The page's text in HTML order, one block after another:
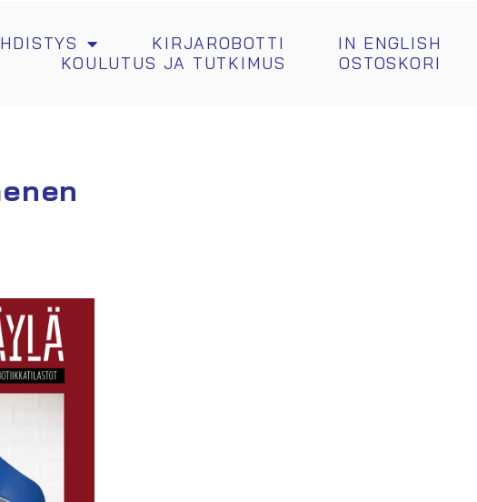
KIRJAROBOTTI
IN ENGLISH
KOULUTUS JA TUTKIMUS
OSTOSKORI